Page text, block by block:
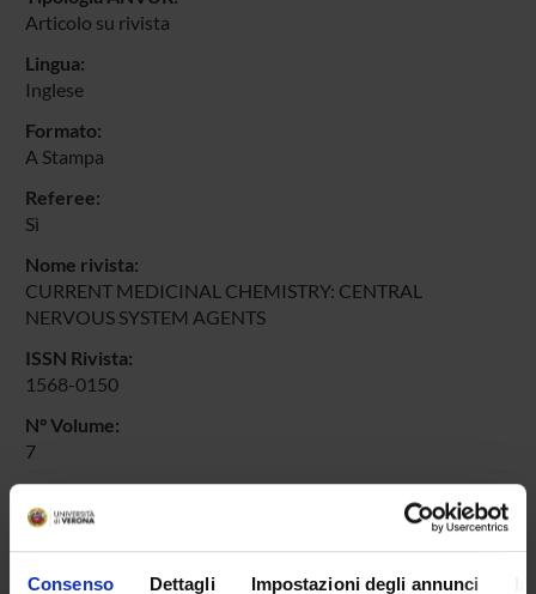
Consenso Dettagli Impostazioni degli annunci
Articolo su rivista
Lingua:
Inglese
Formato:
A Stampa
Referee:
Sì
Nome rivista:
CURRENT MEDICINAL CHEMISTRY: CENTRAL
NERVOUS SYSTEM AGENTS
ISSN Rivista:
1568-0150
N° Volume:
7
Intervallo pagine:
269-288
Parole chiave:
schizophrenia; "nicotinic receptors"; "drug discovery";